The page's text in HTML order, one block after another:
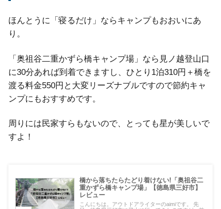
ほんとうに「寝るだけ」ならキャンプもおおいにあ
り。
「奥祖谷二重かずら橋キャンプ場」なら見ノ越登山口
に30分あれば到着できますし、ひとり1泊310円＋橋を
渡る料金550円と大変リーズナブルですので節約キャ
ンプにもおすすめです。
周りには民家すらもないので、とっても星が美しいで
すよ！
橋から落ちたらたどり着けない!「奥祖谷二
重かずら橋キャンプ場」【徳島県三好市】
レビュー
こんにちは。アウトドアライターのaimiです。 先